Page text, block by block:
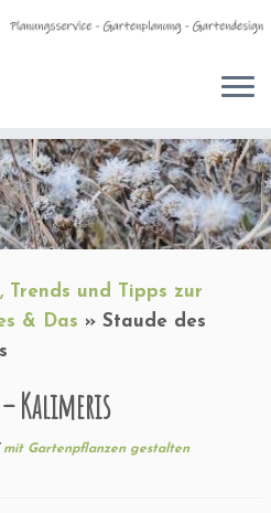
Trends und Tipps zur
& Das » Staude des
– Kalimeris
mit Gartenpflanzen gestalten